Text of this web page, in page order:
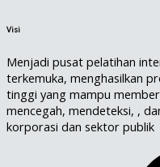
Visi
Menjadi pusat pelatihan
terkemuka, menghasilkan
tinggi yang mampu
mencegah, mendeteksi, ,
korporasi dan sektor publik